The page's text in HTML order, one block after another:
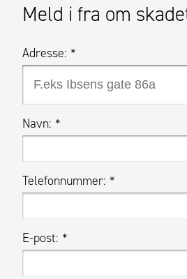
Meld i fra om
Adresse: *
Navn: *
Telefonnummer: *
E-post: *